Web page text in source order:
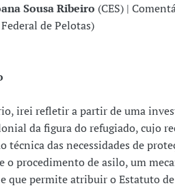
Sousa Ribeiro (CES) |
de Pelotas)
irei refletir a partir de uma
da figura do refugiado, cujo
técnica das necessidades de
o procedimento de asilo, um
que permite atribuir o Estatuto